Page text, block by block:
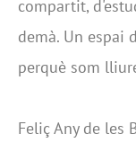
compartit,
demà. Un espai
perquè som
Feliç Any de les